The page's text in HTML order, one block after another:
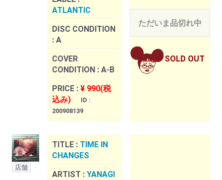
ATLANTIC
DISC CONDITION
: A
COVER
CONDITION : A-B
PRICE : ¥ 990(税
込み)
ID :
200908139
ただいま品切れ中
SOLD OUT
店舗
TITLE : TIME IN
CHANGES
ARTIST : YANAGI